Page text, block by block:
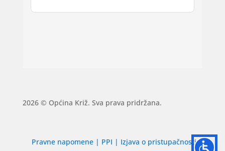
2026 © Općina Križ. Sva prava pridržana.
Pravne napomene | PPI | Izjava o pristupačnosti|